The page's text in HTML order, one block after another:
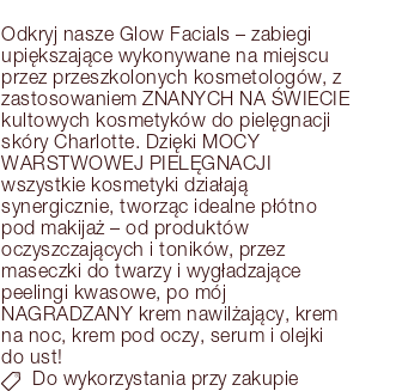
Odkryj nasze Glow Facials – zabiegi
upiększające wykonywane na miejscu
przez przeszkolonych kosmetologów, z
zastosowaniem ZNANYCH NA ŚWIECIE
kultowych kosmetyków do pielęgnacji
skóry Charlotte. Dzięki MOCY
WARSTWOWEJ PIELĘGNACJI
wszystkie kosmetyki działają
synergicznie, tworząc idealne płótno
pod makijaż – od produktów
oczyszczających i toników, przez
maseczki do twarzy i wygładzające
peelingi kwasowe, po mój
NAGRADZANY krem nawilżający, krem
na noc, krem pod oczy, serum i olejki
do ust!
Do wykorzystania przy zakupie